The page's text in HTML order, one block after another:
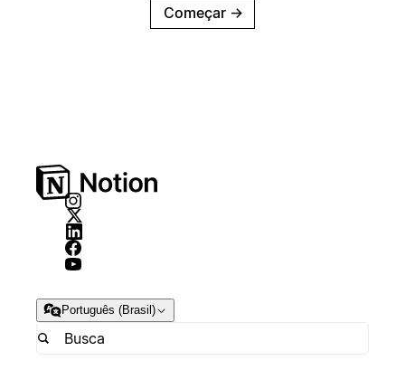
Começar →
Português (Brasil)